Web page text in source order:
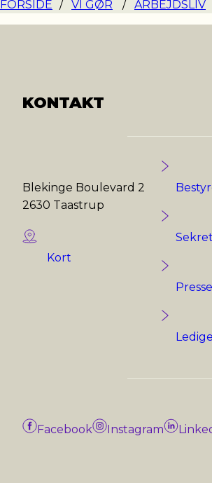
FORSIDE / VI GØR / ARBEJDSLIV
KONTAKT
Blekinge Boulevard 2
2630 Taastrup
Kort
Presse
Facebook Instagram